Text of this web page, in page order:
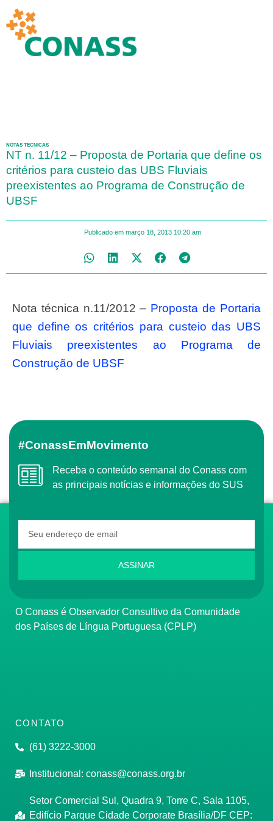
NOTAS TÉCNICAS
NT n. 11/12 – Proposta de Portaria que define os
critérios para custeio das UBS Fluviais
preexistentes ao Programa de Construção de
UBSF
Publicado em março 18, 2013 10:20 am
Nota técnica n.11/2012 – Proposta de Portaria
que define os critérios para custeio das UBS
Fluviais preexistentes ao Programa de
Construção de UBSF
#ConassEmMovimento
Receba o conteúdo semanal do Conass com
as principais notícias e informações do SUS
ASSINAR
O Conass é Observador Consultivo da Comunidade
dos Países de Língua Portuguesa (CPLP)
CONTATO
(61) 3222-3000
Institucional: conass@conass.org.br
Setor Comercial Sul, Quadra 9, Torre C, Sala 1105,
Edifício Parque Cidade Corporate Brasília/DF CEP: